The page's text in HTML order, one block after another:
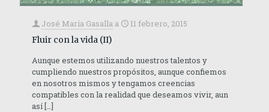
José María Gasalla a
11 febrero, 2015
Fluir con la vida (II)
Aunque estemos utilizando nuestros talentos y
cumpliendo nuestros propósitos, aunque confiemos
en nosotros mismos y tengamos creencias
compatibles con la realidad que deseamos vivir, aun
así[…]